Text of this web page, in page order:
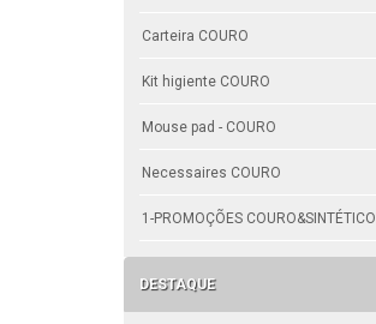
Carteira COURO
Kit higiente COURO
Mouse pad - COURO
Necessaires COURO
1-PROMOÇÕES COURO&SINTÉTICO
DESTAQUE